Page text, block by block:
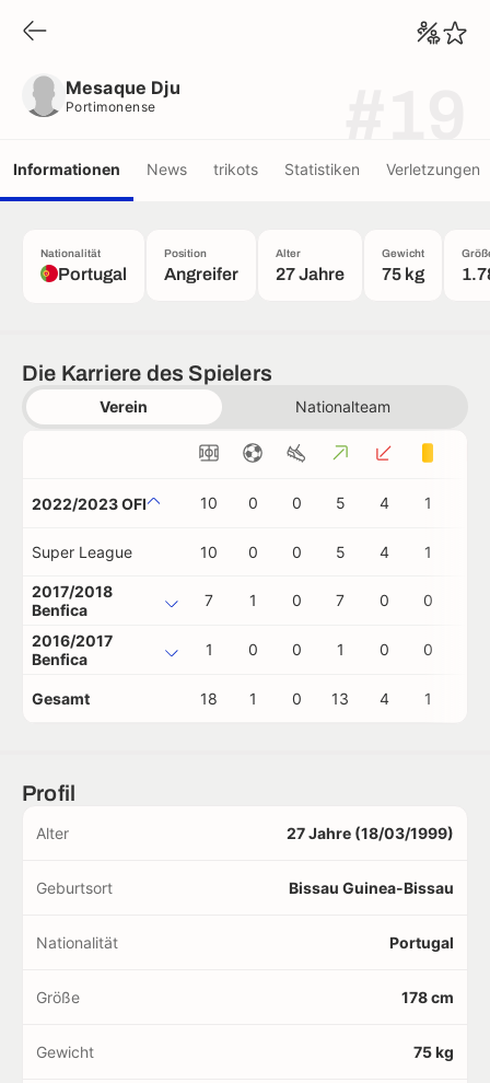
Mesaque Dju
Portimonense
Informationen News trikots Statistiken Verletzungen
Nationalität
Portugal
Position
Angreifer
Alter
27 Jahre
Gewicht
75 kg
Die Karriere des Spielers
Verein Nationalteam
2022/2023 OFI 10 0 0 5 4 1
Super League 10 0 0 5 4 1
2017/2018
Benfica
7 1 0 7 0 0
2016/2017
Benfica
1 0 0 1 0 0
Gesamt 18 1 0 13 4 1
Profil
Alter 27 Jahre (18/03/1999)
Geburtsort Bissau Guinea-Bissau
Nationalität Portugal
Größe 178 cm
Gewicht 75 kg